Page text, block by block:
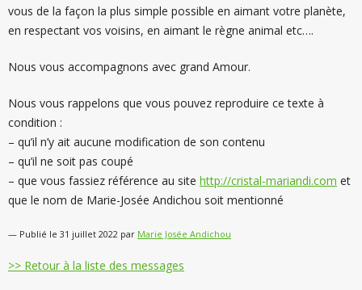
vous de la façon la plus simple possible en aimant votre planète,
en respectant vos voisins, en aimant le règne animal etc….
Nous vous accompagnons avec grand Amour.
Nous vous rappelons que vous pouvez reproduire ce texte à
condition :
– qu’il n’y ait aucune modification de son contenu
– qu’il ne soit pas coupé
– que vous fassiez référence au site http://cristal-mariandi.com et
que le nom de Marie-Josée Andichou soit mentionné
— Publié le 31 juillet 2022 par Marie Josée Andichou
>> Retour à la liste des messages